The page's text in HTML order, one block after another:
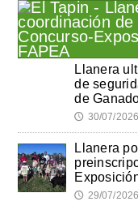
Llanera
de
de
🕔 30/07/2026
Llanera
🕔 29/07/2026